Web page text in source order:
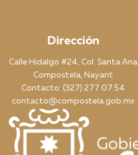
Dirección
Calle Hidalgo #24, Col. Santa Ana
Compostela, Nayarit
Contacto: (327) 277 07 54
contacto@compostela.gob.mx